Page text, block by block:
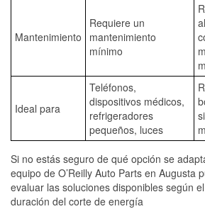
Mantenimiento
Requiere un
mantenimiento
mínimo
Ideal para
Teléfonos,
dispositivos médicos,
refrigeradores
pequeños, luces
Si no estás seguro de qué opción se
equipo de O’Reilly Auto Parts en Augusta
evaluar las soluciones disponibles según
duración del corte de energía